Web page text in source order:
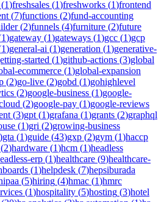
(1)freshsales (1)freshworks (1)frontend
(7)functions (2)fund-accounting
(2)funnels (4)furniture (2)future
1)gateway (1)gateways (1)gcc (1)gcp
1)general-ai (1)generation (1)generative-
started (1)github-actions (3)global
ecommerce (1)global-expansion
(2)go-live (2)gobd (1)gohighlevel
(2)google-business (1)google-
(2)google-pay (1)google-reviews
(3)gpt (1)grafana (1)grants (2)graphql
(1)gri (2)growing-business
)gta (1)guide (43)gxp (2)gym (1)haccp
(2)hardware (1)hcm (1)headless
erp (1)healthcare (9)healthcare-
(1)helpdesk (7)hepsiburada
(5)hiring (4)hmac (1)hmrc
(1)hospitality (5)hosting (3)hotel